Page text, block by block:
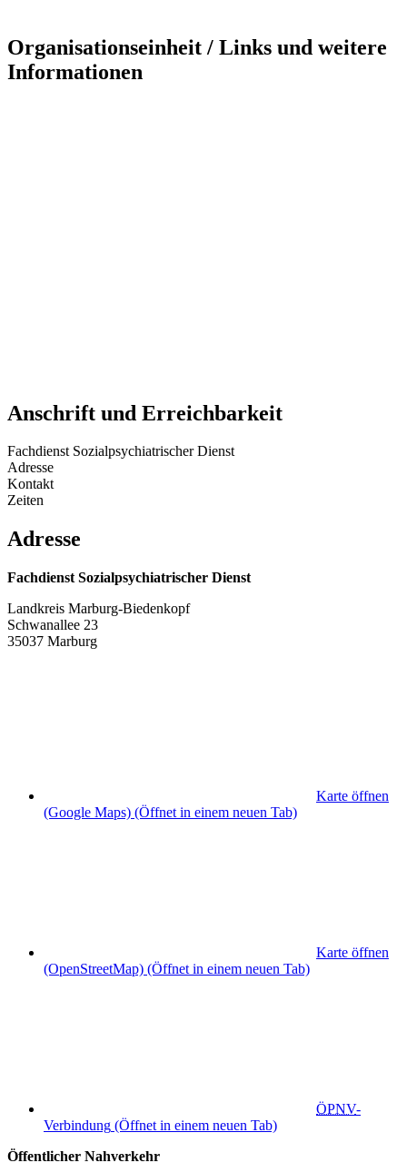
Organisationseinheit / Links und weitere
Informationen
Anschrift und Erreichbarkeit
Fachdienst Sozialpsychiatrischer Dienst
Adresse
Kontakt
Zeiten
Adresse
Fachdienst Sozialpsychiatrischer Dienst
Landkreis Marburg-Biedenkopf
Schwanallee 23
35037 Marburg
Karte öffnen
(Google Maps) (Öffnet in einem neuen Tab)
Karte öffnen
(OpenStreetMap) (Öffnet in einem neuen Tab)
ÖPNV-
Verbindung (Öffnet in einem neuen Tab)
Öffentlicher Nahverkehr